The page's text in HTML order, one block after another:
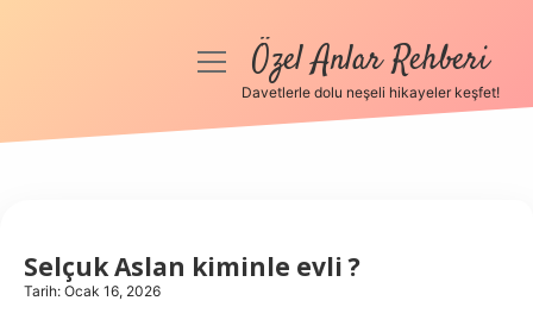
Anasayfa
Hakkımızda
menüyüÖzel Anlar Rehberi
Davetlerle dolu neşeli hikayeler keşfet!
Selçuk Aslan kiminle evli ?
Tarih: Ocak 16, 2026